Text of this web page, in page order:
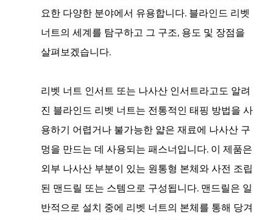
요한 다양한 분야에서 유용합니다. 블라인드 리벳
너트의 세계를 탐구하고 그 구조, 용도 및 장점을
살펴보겠습니다.
리벳 너트 인서트 또는 나사산 인서트라고도 알려
진 블라인드 리벳 너트는 전통적인 태핑 방법을 사
용하기 어렵거나 불가능한 얇은 재료에 나사산 구
멍을 만드는 데 사용되는 패스너입니다. 이 제품은
외부 나사산 부분이 있는 원통형 본체와 사전 조립
된 맨드릴 또는 스템으로 구성됩니다. 맨드릴은 일
반적으로 설치 중에 리벳 너트의 본체를 통해 당겨